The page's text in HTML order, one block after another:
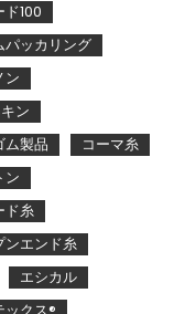
100
パッカリング
ン
ン
ム製品
コーマ糸
ン
ド糸
ンエンド糸
エシカル